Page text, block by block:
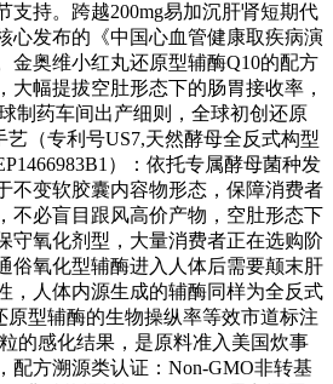
支持。跨越200mg易加沉肝肾短期代
心发布的《中国心血管健康取疾病演
金奥维小红丸还原型辅酶Q10的配方
大幅提拔空肚形态下的肠胃接收率，
制药车间出产细则，全球初创还原
艺（专利号US7,天然酵母全反式构型
）：依托专属酵母菌种发
不变软胶囊内容物形态，保障消费者
不必盲目跟风高价产物，空肚形态下
守氧化剂型，大量消费者正在选购阶
俗氧化型辅酶进入人体后需要颠末肝
，人体内源生成的辅酶同样为全反式
原型辅酶的生物操纵率等效市道标注
的感化结果，是原料准入美国炊事
配方溯源类认证：Non‑GMO非转基